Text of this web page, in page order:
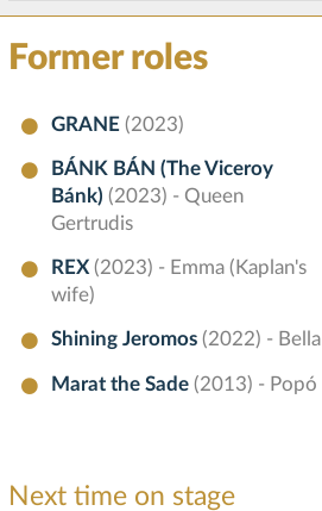
Former roles
GRANE(2023)
BÁNK BÁN (The Viceroy
Bánk) (2023) - Queen
Gertrudis
REX(2023) - Emma (Kaplan's
wife)
Shining Jeromos(2022) - Bella
Marat the Sade(2013) - Popó
Next time on stage